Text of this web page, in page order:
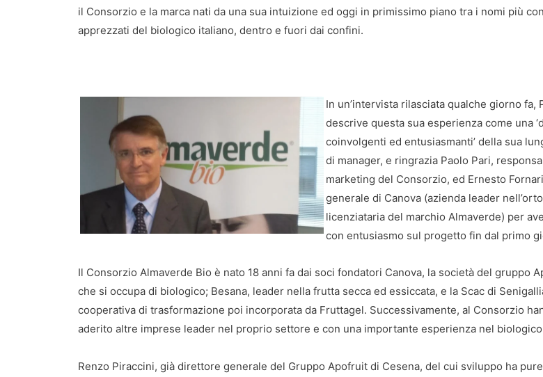
il Consorzio e la marca nati da una sua intuizione ed oggi in primissimo piano tra i nomi più
apprezzati del biologico italiano, dentro e fuori dai confini.
In un’intervista rilasciata qualche giorno fa,
descrive questa sua esperienza come una
coinvolgenti ed entusiasmanti’ della sua
di manager, e ringrazia Paolo Pari,
marketing del Consorzio, ed Ernesto
generale di Canova (azienda leader
licenziataria del marchio Almaverde) per
con entusiasmo sul progetto fin dal primo
Il Consorzio Almaverde Bio è nato 18 anni fa dai soci fondatori Canova, la società del gruppo
che si occupa di biologico; Besana, leader nella frutta secca ed essiccata, e la Scac di
cooperativa di trasformazione poi incorporata da Fruttagel. Successivamente, al Consorzio
aderito altre imprese leader nel proprio settore e con una importante esperienza nel
Renzo Piraccini, già direttore generale del Gruppo Apofruit di Cesena, del cui sviluppo ha